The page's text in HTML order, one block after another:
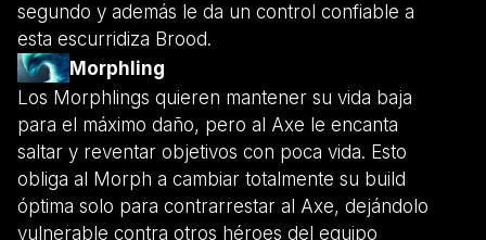
segundo y además le da un control confiable a
esta escurridiza Brood.
Morphling
Los Morphlings quieren mantener su vida baja
para el máximo daño, pero al Axe le encanta
saltar y reventar objetivos con poca vida. Esto
obliga al Morph a cambiar totalmente su build
óptima solo para contrarrestar al Axe, dejándolo
vulnerable contra otros héroes del equipo